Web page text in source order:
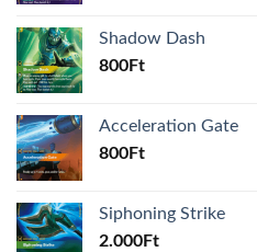
Shadow Dash
800Ft
Acceleration Gate
800Ft
Siphoning Strike
2.000Ft